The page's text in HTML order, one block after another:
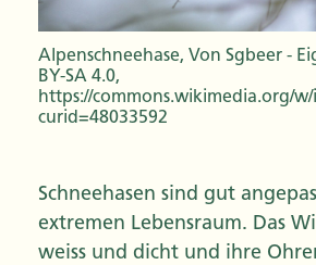
Alpenschneehase, Von Sgbeer -
BY-SA 4.0,
https://commons.wikimedia.org/
curid=48033592
Schneehasen sind gut
extremen Lebensraum. Das
weiss und dicht und ihre